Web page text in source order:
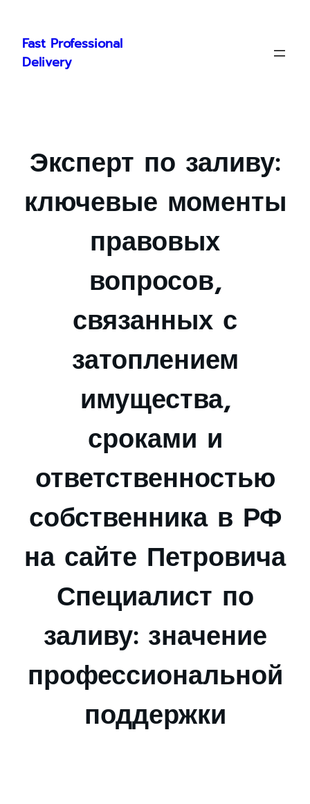
content
Fast Professional
Delivery
Эксперт по заливу:
ключевые моменты
правовых
вопросов,
связанных с
затоплением
имущества,
сроками и
ответственностью
собственника в РФ
на сайте Петровича
Специалист по
заливу: значение
профессиональной
поддержки